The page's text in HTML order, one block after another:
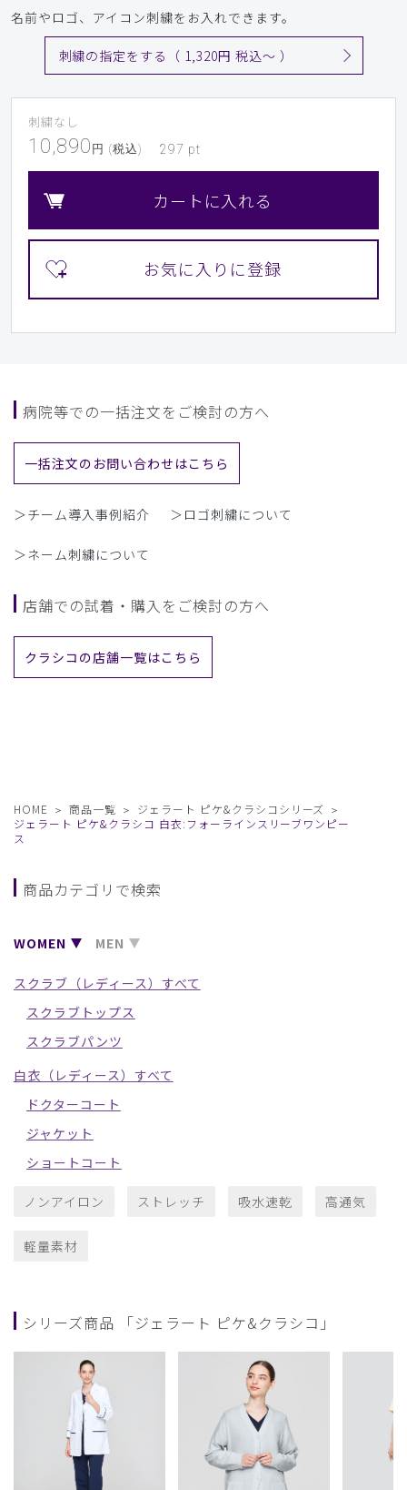
名前やロゴ、アイコン刺繍をお入れできます。
刺繍の指定をする（ 1,320円 税込〜 ）
刺繍なし
10,890 円 (税込) 297 pt
カートに入れる
病院等での一括注文をご検討の方へ
一括注文のお問い合わせはこちら
＞チーム導入事例紹介 ＞ロゴ刺繍について
＞ネーム刺繍について
店舗での試着・購入をご検討の方へ
クラシコの店舗一覧はこちら
HOME 商品一覧
ジェラート ピケ&クラシコシリーズ
ジェラート ピケ&クラシコ 白衣:フォーラインスリーブワンピー
ス
商品カテゴリで検索
WOMEN MEN
スクラブ（レディース）すべて
スクラブトップス
スクラブパンツ
白衣（レディース）すべて
ドクターコート
ジャケット
ショートコート
ノンアイロン ストレッチ 吸水速乾 高通気
軽量素材
シリーズ商品 「ジェラート ピケ&クラシコ」